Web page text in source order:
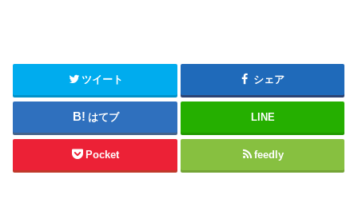
ツイート シェア
はてブ LINE
Pocket feedly